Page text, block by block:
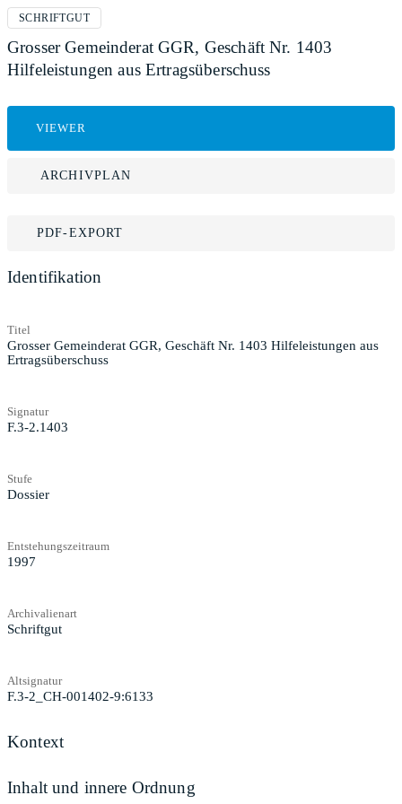
SCHRIFTGUT
Grosser Gemeinderat GGR, Geschäft Nr. 1403
Hilfeleistungen aus Ertragsüberschuss
VIEWER
ARCHIVPLAN
PDF-EXPORT
Identifikation
Titel
Grosser Gemeinderat GGR, Geschäft Nr. 1403 Hilfeleistungen aus
Ertragsüberschuss
Signatur
F.3-2.1403
Stufe
Dossier
Entstehungszeitraum
1997
Archivalienart
Schriftgut
Altsignatur
F.3-2_CH-001402-9:6133
Kontext
Inhalt und innere Ordnung